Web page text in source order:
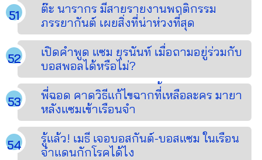
ต๊ะ นารากร มีสายรายงานพฤติกรรม
ภรรยากันต์ เผยสิ่งที่น่าห่วงที่สุด
เปิดคำพูด แซม ยุรนันท์ เมื่อถามอยู่ร่วมกับ
บอสพอลได้หรือไม่?
พี่ฉอด คาดวิธีแก้ไขฉากที่้เหลือละคร มายา
หลังแซมเข้าเรือนจำ
รู้แล้ว! เมธี เจอบอสกันต์-บอสแซม ในเรือน
จำแดนกักโรคได้ไง